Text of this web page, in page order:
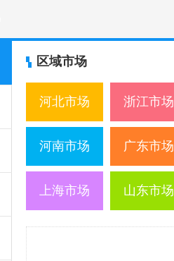
区域市场
河北市场 浙江市场
河南市场 广东市场
上海市场 山东市场